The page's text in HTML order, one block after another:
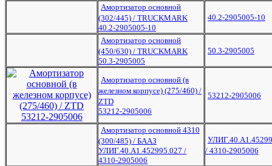
Амортизатор основной
(302/445) / TRUCKMARK
40.2-2905005-10
40.2-2905005-10
Амортизатор основной
(450/630) / TRUCKMARK
50.3-2905005
50.3-2905005
Амортизатор основной (в
железном корпусе) (275/460) /
ZTD
53212-2905006
53212-2905006
Амортизатор основной 4310
(300/485) / БААЗ
УЛИГ.40.А1.452995.027 /
4310-2905006
/ 4310-2905006